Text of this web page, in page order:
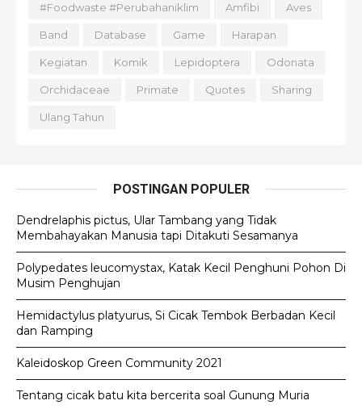
#foodwaste #perubahaniklim Amfibi Aves
Band Database Game Harapan
Kegiatan Komik Lepidoptera Odonata
Orchidaceae Primate Quotes Sharing
Ulang Tahun
POSTINGAN POPULER
Dendrelaphis pictus, Ular Tambang yang Tidak
Membahayakan Manusia tapi Ditakuti Sesamanya
Polypedates leucomystax, Katak Kecil Penghuni Pohon Di
Musim Penghujan
Hemidactylus platyurus, Si Cicak Tembok Berbadan Kecil
dan Ramping
Kaleidoskop Green Community 2021
Tentang cicak batu kita bercerita soal Gunung Muria